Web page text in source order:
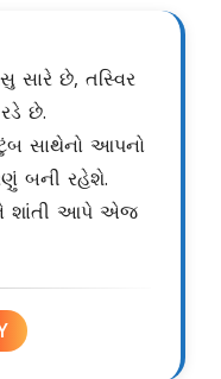
છે, તસ્વિર
છે.
સાથેનો આપનો
બની રહેશે.
શાંતી આપે એજ